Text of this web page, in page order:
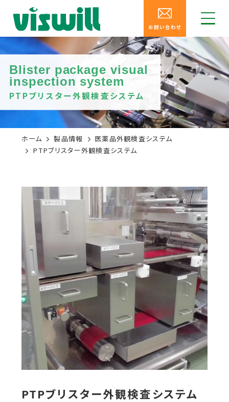
お問い合わせ
Blister package visual
inspection system
PTPブリスター外観検査システム
ホーム 製品情報
医薬品外観検査システム
PTPブリスター外観検査システム
PTPブリスター外観検査システム